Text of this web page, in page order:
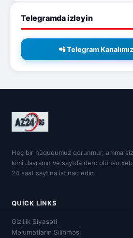
Telegramda izləyin
📲 Telegram
Heç bir hüququmuz qorunmur, amma
kimi davranın və saytda dərc olunan
24 saat saytına istinad edin.
QUICK LINKS
Gizlilik Siyasəti
Məlumatların Silinməsi